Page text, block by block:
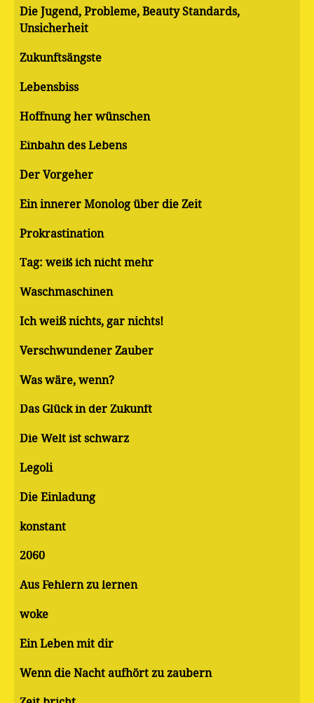
Die Jugend, Probleme, Beauty Standards,
Unsicherheit
Zukunftsängste
Lebensbiss
Hoffnung her wünschen
Einbahn des Lebens
Der Vorgeher
Ein innerer Monolog über die Zeit
Pro­kras­ti­na­ti­on
Tag: weiß ich nicht mehr
Waschmaschinen
Ich weiß nichts, gar nichts!
Verschwundener Zauber
Was wäre, wenn?
Das Glück in der Zukunft
Die Welt ist schwarz
Legoli
Die Einladung
konstant
2060
Aus Fehlern zu lernen
woke
Ein Leben mit dir
Wenn die Nacht aufhört zu zaubern